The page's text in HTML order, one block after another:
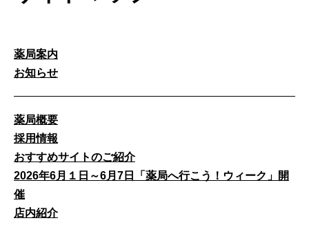
薬局案内
お知らせ
薬局概要
採用情報
おすすめサイトのご紹介
2026年6月１日～6月7日「薬局へ行こう！ウィーク」開
催
店内紹介